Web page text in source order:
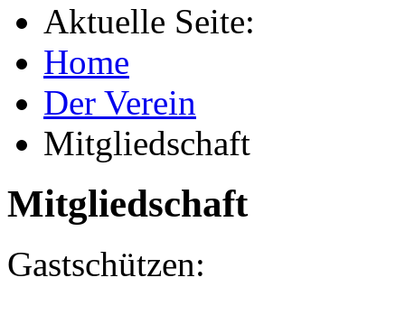
Aktuelle Seite:
Home
Der Verein
Mitgliedschaft
Mitgliedschaft
Gastschützen: